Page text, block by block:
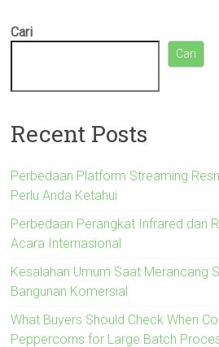
Cari
Cari
Recent Posts
Perbedaan Platform Streaming
Perlu Anda Ketahui
Perbedaan Perangkat Infrared dan
Acara Internasional
Kesalahan Umum Saat Merancang
Bangunan Komersial
What Buyers Should Check When
Peppercorns for Large Batch